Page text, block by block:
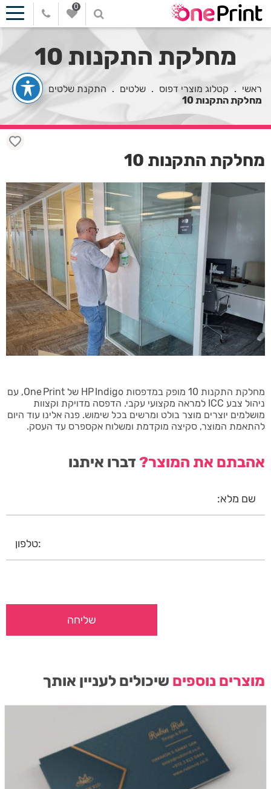
0
מחלקת התקנות 10
ראשי . קטלוג מוצרי דפוס . שלטים . התקנת שלטים .
מחלקת התקנות 10
מחלקת התקנות 10 מופק במדפסות HP Indigo של One Print, עם
ניהול צבע ICC למראה מקצועי עקבי. הדפסה מדויקת וקצוות
מושלמים יוצרים מוצר בולט ומרשים בכל שימוש. פנה אלינו עוד היום
להתאמת המוצר, סקיצה מוקדמת ומשלוח אקספרס עד העסק.
אהבתם את המוצר?דברו איתנו
מחלקת התקנות 10
מוצרים נוספים שיכולים לעניין אותך